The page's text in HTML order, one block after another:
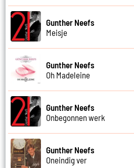
Gunther Neefs
Meisje
Gunther Neefs
Oh Madeleine
Gunther Neefs
Onbegonnen werk
Gunther Neefs
Oneindig ver